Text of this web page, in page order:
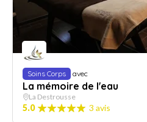
Soins Corps avec
La mémoire de l'eau
La Destrousse
5.0 3 avis